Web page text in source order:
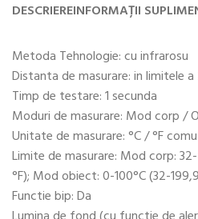
DESCRIEREINFORMAȚII
Metoda Tehnologie: cu infrarosu
Distanta de masurare: in limitele
Timp de testare: 1 secunda
Moduri de masurare: Mod corp /
Unitate de masurare: °C / °F
Limite de masurare: Mod corp:
°F); Mod obiect: 0-100°C (32-
Functie bip: Da